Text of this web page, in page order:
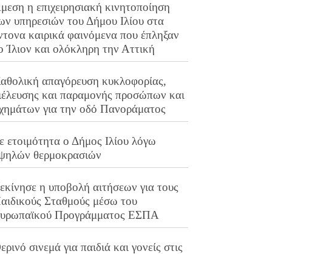
η επιχειρησιακή κινητοποίηση
υπηρεσιών του Δήμου Ιλίου στα
καιρικά φαινόμενα που έπληξαν
Ίλιον και ολόκληρη την Αττική
απαγόρευση κυκλοφορίας,
και παραμονής προσώπων και
για την οδό Πανοράματος
ετοιμότητα ο Δήμος Ιλίου λόγω
θερμοκρασιών
η υποβολή αιτήσεων για τους
Σταθμούς μέσω του
Προγράμματος ΕΣΠΑ
σινεμά για παιδιά και γονείς στις